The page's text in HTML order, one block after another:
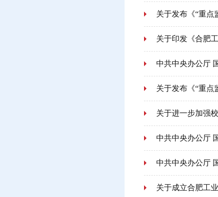
关于发布《“重点
关于印发《合肥
中共中央办公厅
关于发布《“重点
关于进一步加强
中共中央办公厅
中共中央办公厅
关于成立合肥工